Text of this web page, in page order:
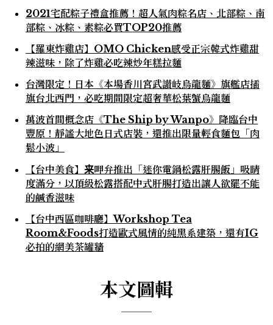
2021宅配粽子禮盒推薦！超人氣肉粽名店、北部粽、南
部粽、冰粽、素粽必買TOP20推薦
【羅東炸雞店】OMO Chicken感受正宗韓式炸雞甜
辣滋味，除了炸雞必吃辣炒年糕拉麵
台灣限定！日本《本場香川宮武讃岐烏龍麵》旗艦店插
旗台北西門，必吃期間限定超奢華松葉蟹烏龍麵
萬波首間概念店《The Ship by Wanpo》降臨台中
豐原！靜謐大地色日式店裝，還推出限量輕食麵包「肉
鬆小波」
【台中美食】来呷弁推出「迷你電鍋松露肝腸飯」吸睛
度滿分，以頂級松露搭配中式肝腸打造出讓人欲罷不能
的鹹香滋味
【台中西區咖啡廳】Workshop Tea
Room&Foods打造歐式風情的純黑系建築，還有IG
必拍的網美茶罐牆
本文圖輯